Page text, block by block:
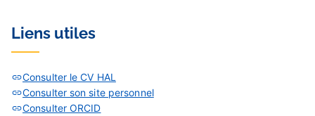
Liens utiles
Consulter le CV HAL
Consulter son site personnel
Consulter ORCID